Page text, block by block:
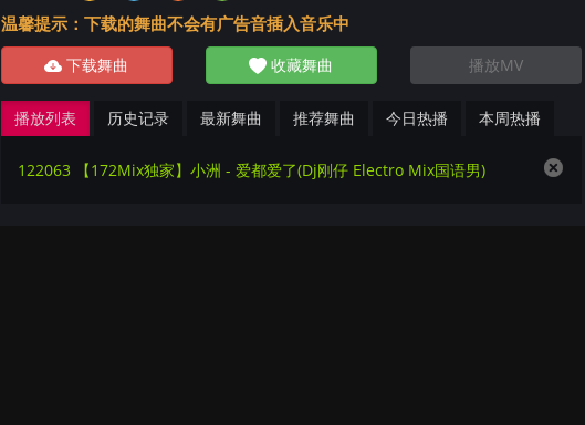
温馨提示：下载的舞曲不会有广告音插入音乐中
下载舞曲 收藏舞曲 播放MV
播放列表 历史记录 最新舞曲 推荐舞曲 今日热播 本周热播
122063 【172Mix独家】小洲 - 爱都爱了(Dj刚仔 Electro Mix国语男)